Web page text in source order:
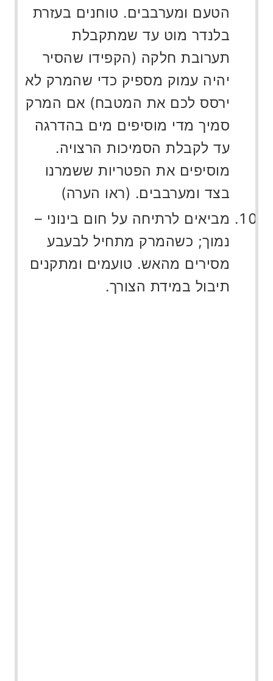
הטעם ומערבבים. טוחנים בעזרת
בלנדר מוט עד שמתקבלת
תערובת חלקה (הקפידו שהסיר
יהיה עמוק מספיק כדי שהמרק לא
ירסס לכם את המטבח) אם המרק
סמיך מדי מוסיפים מים בהדרגה
עד לקבלת הסמיכות הרצויה.
מוסיפים את הפטריות ששמרנו
בצד ומערבבים. (ראו הערה)
מביאים לרתיחה על חום בינוני –
נמוך; כשהמרק מתחיל לבעבע
מסירים מהאש. טועמים ומתקנים
תיבול במידת הצורך.